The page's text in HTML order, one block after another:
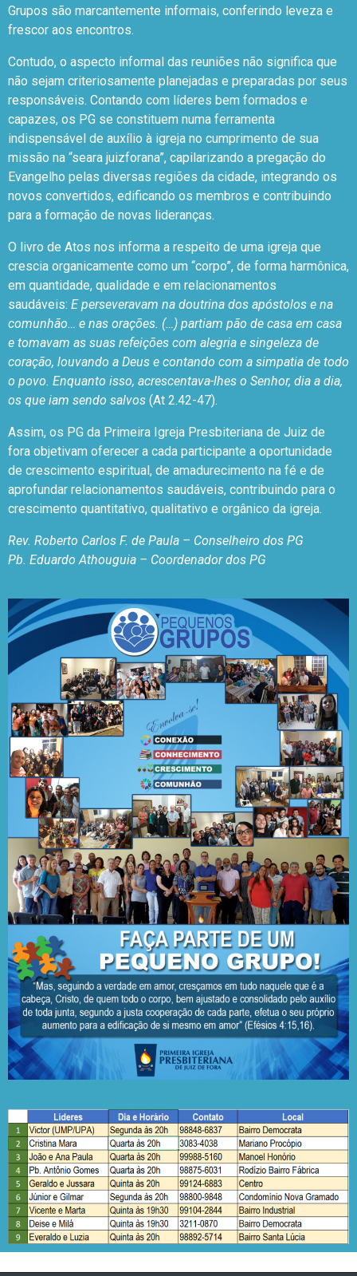
Grupos são marcantemente informais, conferindo leveza e
frescor aos encontros.
Contudo, o aspecto informal das reuniões não significa que
não sejam criteriosamente planejadas e preparadas por seus
responsáveis. Contando com líderes bem formados e
capazes, os PG se constituem numa ferramenta
indispensável de auxílio à igreja no cumprimento de sua
missão na “seara juizforana”, capilarizando a pregação do
Evangelho pelas diversas regiões da cidade, integrando os
novos convertidos, edificando os membros e contribuindo
para a formação de novas lideranças.
O livro de Atos nos informa a respeito de uma igreja que
crescia organicamente como um “corpo”, de forma harmônica,
em quantidade, qualidade e em relacionamentos
saudáveis: E perseveravam na doutrina dos apóstolos e na
comunhão… e nas orações. (…) partiam pão de casa em casa
e tomavam as suas refeições com alegria e singeleza de
coração, louvando a Deus e contando com a simpatia de todo
o povo. Enquanto isso, acrescentava-lhes o Senhor, dia a dia,
os que iam sendo salvos (At 2.42-47).
Assim, os PG da Primeira Igreja Presbiteriana de Juiz de
fora objetivam oferecer a cada participante a oportunidade
de crescimento espiritual, de amadurecimento na fé e de
aprofundar relacionamentos saudáveis, contribuindo para o
crescimento quantitativo, qualitativo e orgânico da igreja.
Rev. Roberto Carlos F. de Paula – Conselheiro dos PG
Pb. Eduardo Athouguia – Coordenador dos PG